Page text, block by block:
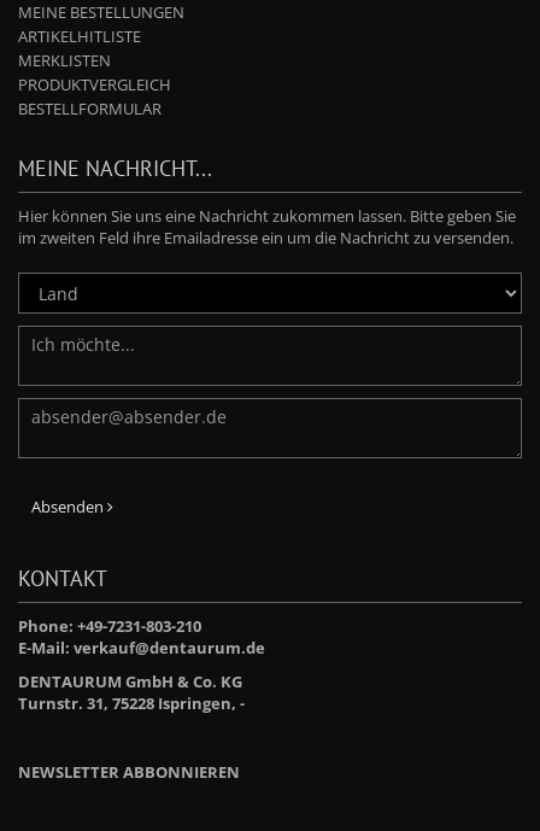
MEINE BESTELLUNGEN
ARTIKELHITLISTE
MERKLISTEN
PRODUKTVERGLEICH
BESTELLFORMULAR
MEINE NACHRICHT...
Hier können Sie uns eine Nachricht zukommen lassen. Bitte geben Sie
im zweiten Feld ihre Emailadresse ein um die Nachricht zu versenden.
Absenden
KONTAKT
Phone: +49-7231-803-210
E-Mail: verkauf@dentaurum.de
DENTAURUM GmbH & Co. KG
Turnstr. 31, 75228 Ispringen, -
NEWSLETTER ABBONNIEREN